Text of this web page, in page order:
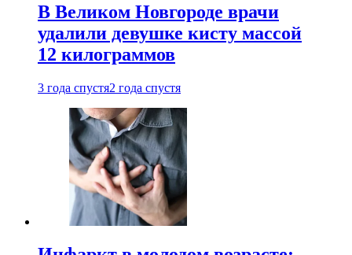
В Великом Новгороде врачи
удалили девушке кисту массой
12 килограммов
3 года спустя2 года спустя